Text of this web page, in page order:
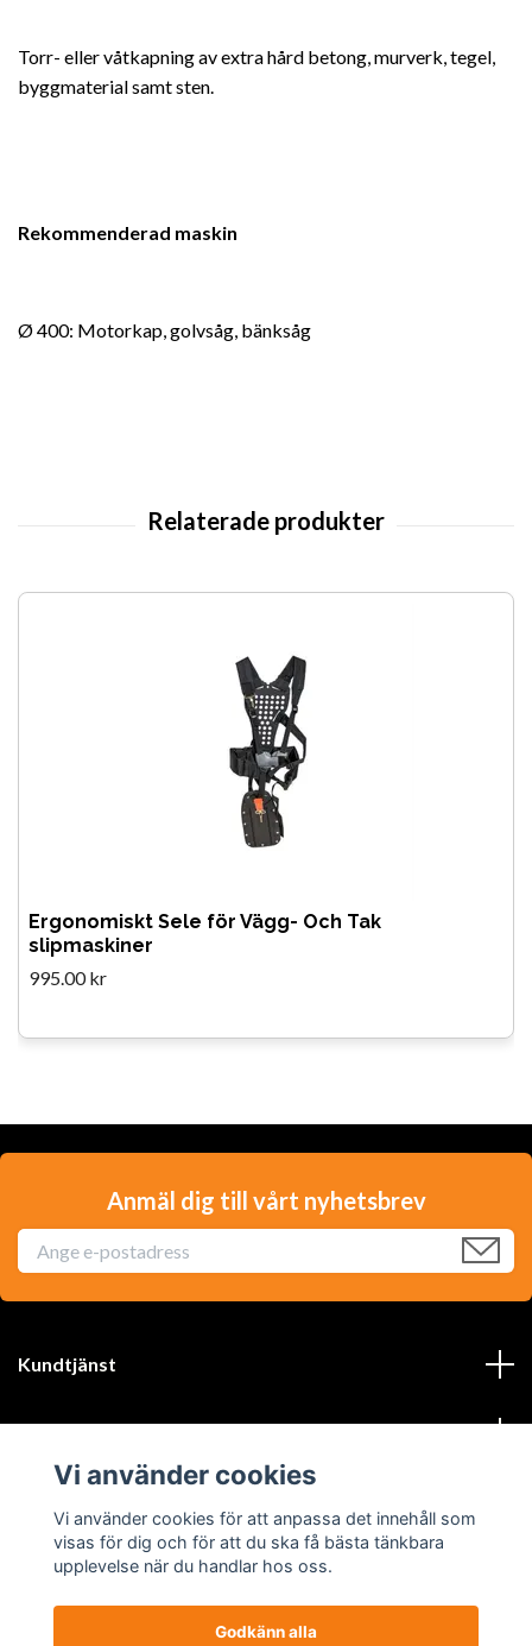
Torr- eller våtkapning av extra hård betong, murverk, tegel,
byggmaterial samt sten.
Rekommenderad maskin
Ø 400: Motorkap, golvsåg, bänksåg
Ergonomiskt Sele för Vägg- Och Tak
slipmaskiner
995.00 kr
Anmäl dig till vårt nyhetsbrev
Kundtjänst
Läs mer
Vi använder cookies
Vi använder cookies för att anpassa det innehåll som
visas för dig och för att du ska få bästa tänkbara
upplevelse när du handlar hos oss.
Godkänn alla